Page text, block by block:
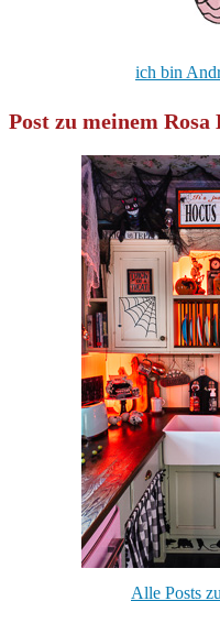
ich bin
Post zu meinem Rosa
Alle Posts